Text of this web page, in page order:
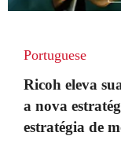
Portuguese
Ricoh eleva
a nova
estratégia de